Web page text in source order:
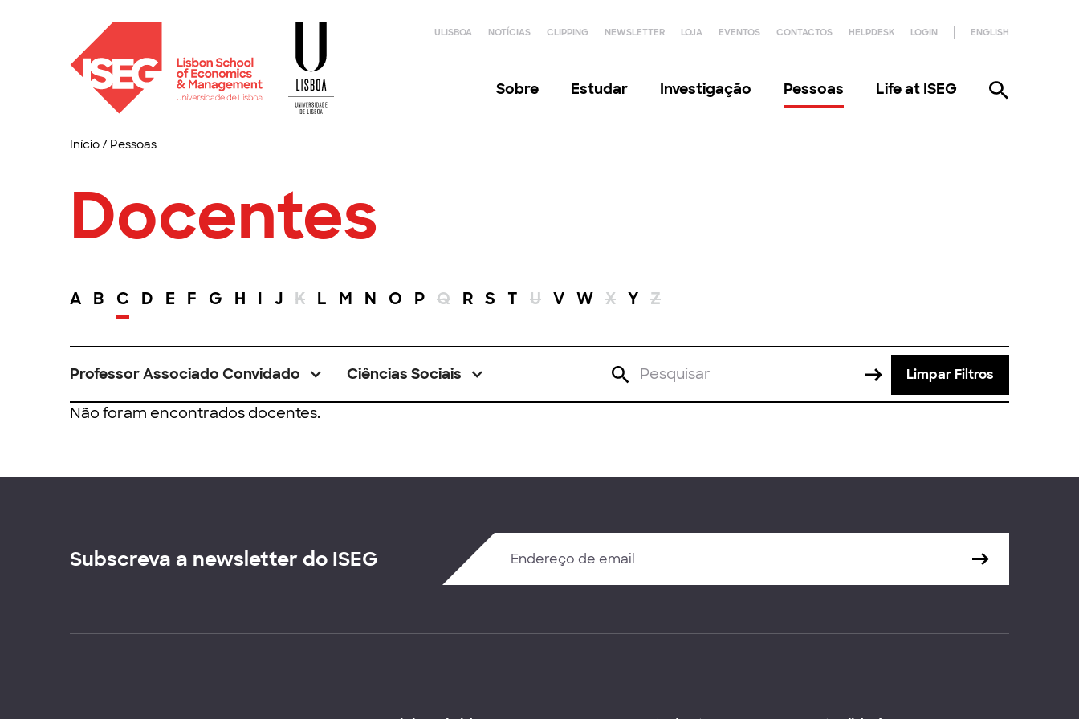
ULISBOA NOTÍCIAS CLIPPING NEWSLETTER LOJA EVENTOS CONTACTOS HELPDESK LOGIN ENGLISH
Sobre Estudar Investigação Pessoas Life at ISEG
Início/ Pessoas
Docentes
A B C D E F G H I J K L M N O P Q R S T U V W X Y Z
Professor Associado Convidado Ciências Sociais Limpar Filtros
Não foram encontrados docentes.
Subscreva a newsletter do ISEG